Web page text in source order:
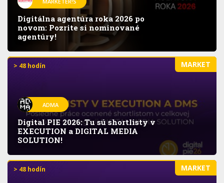
Digitálna agentúra roka 2026 po
novom: Pozrite si nominované
agentúry!
MARKET
> 48 hodín
ADMA
Digital PIE 2026: Tu sú shortlisty v
EXECUTION a DIGITAL MEDIA
SOLUTION!
MARKET
> 48 hodín